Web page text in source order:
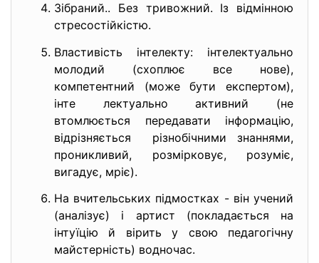
Зібраний.. Без тривожний. Із відмінною
стресостійкістю.
Властивість інтелекту: інтелектуально
молодий (схоплює все нове),
компетентний (може бути експертом),
інте лектуально активний (не
втомлюється передавати інформацію,
відрізняється різнобічними знаннями,
проникливий, розмірковує, розуміє,
вигадує, мріє).
На вчительських підмостках - він учений
(аналізує) і артист (покладається на
інтуїцію й вірить у свою педагогічну
майстерність) водночас.